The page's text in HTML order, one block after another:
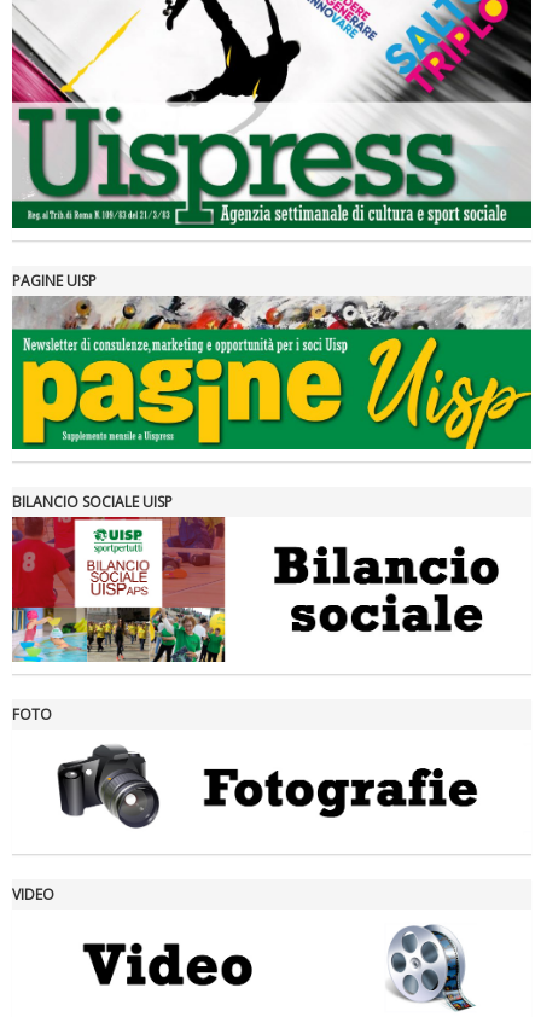
Luglio 2026: "Pensando con i piedi, si possono fare le
rivoluzioni"
Tiziano Pesce a Radio InBlu2000 traccia il bilancio della stagione
Ddl Lobby, Uisp: “Il Parlamento valorizzi le nostre specificità"
PAGINE UISP
BILANCIO SOCIALE UISP
FOTO
VIDEO